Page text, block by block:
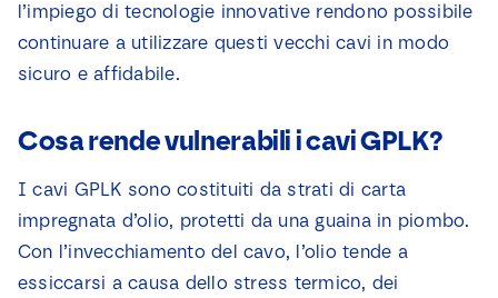
l’impiego di tecnologie innovative rendono possibile
continuare a utilizzare questi vecchi cavi in modo
sicuro e affidabile.
Cosa rende vulnerabili i cavi GPLK?
I cavi GPLK sono costituiti da strati di carta
impregnata d’olio, protetti da una guaina in piombo.
Con l’invecchiamento del cavo, l’olio tende a
essiccarsi a causa dello stress termico, dei